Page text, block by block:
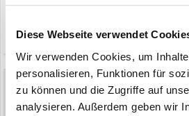
Diese Webseite verwendet
Wir verwenden Cookies, um
personalisieren, Funktionen für
zu können und die Zugriffe auf
analysieren. Außerdem geben wir
Zitieren
Aka 1.994
Geschrieben1. Februar 2021